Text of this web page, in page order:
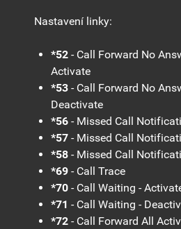
Nastavení linky:
*52 - Call Forward No
Activate
*53 - Call Forward No
Deactivate
*56 - Missed Call
*57 - Missed Call
*58 - Missed Call
*69 - Call Trace
*70 - Call Waiting -
*71 - Call Waiting -
*72 - Call Forward All